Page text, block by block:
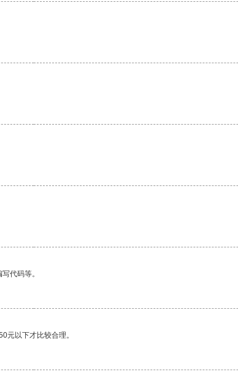
代码等。
元以下才比较合理。